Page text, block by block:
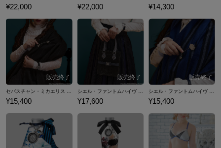
¥22,000 ¥22,000 ¥14,300
セバスチャン・ミカエリス モデル ストール&ストールピン 黒執事 -寄宿学校編-
¥15,400
シエル・ファントムハイヴ モデル バッグ 黒執事 -寄宿学校編-
¥17,600
シエル・ファントムハイヴ モデル ストール&ストールピン 黒執事 -寄宿学校編-
¥15,400